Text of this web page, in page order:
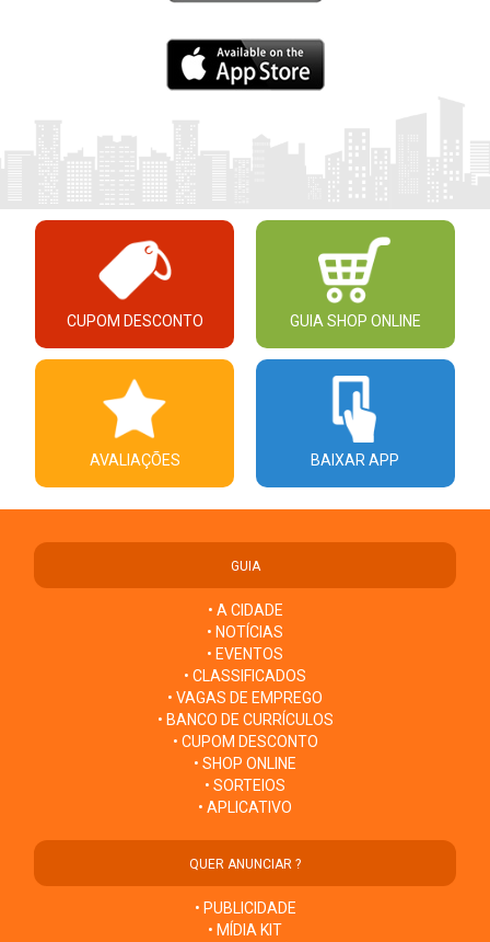
CUPOM DESCONTO GUIA SHOP ONLINE
AVALIAÇÕES BAIXAR APP
GUIA
• A CIDADE
• NOTÍCIAS
• EVENTOS
• CLASSIFICADOS
• VAGAS DE EMPREGO
• BANCO DE CURRÍCULOS
• CUPOM DESCONTO
• SHOP ONLINE
• SORTEIOS
• APLICATIVO
QUER ANUNCIAR ?
• PUBLICIDADE
• MÍDIA KIT